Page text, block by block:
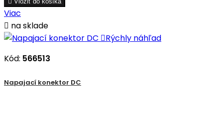
Viac
 na sklade
Rýchly náhľad
Kód: 566513
Napajací konektor DC